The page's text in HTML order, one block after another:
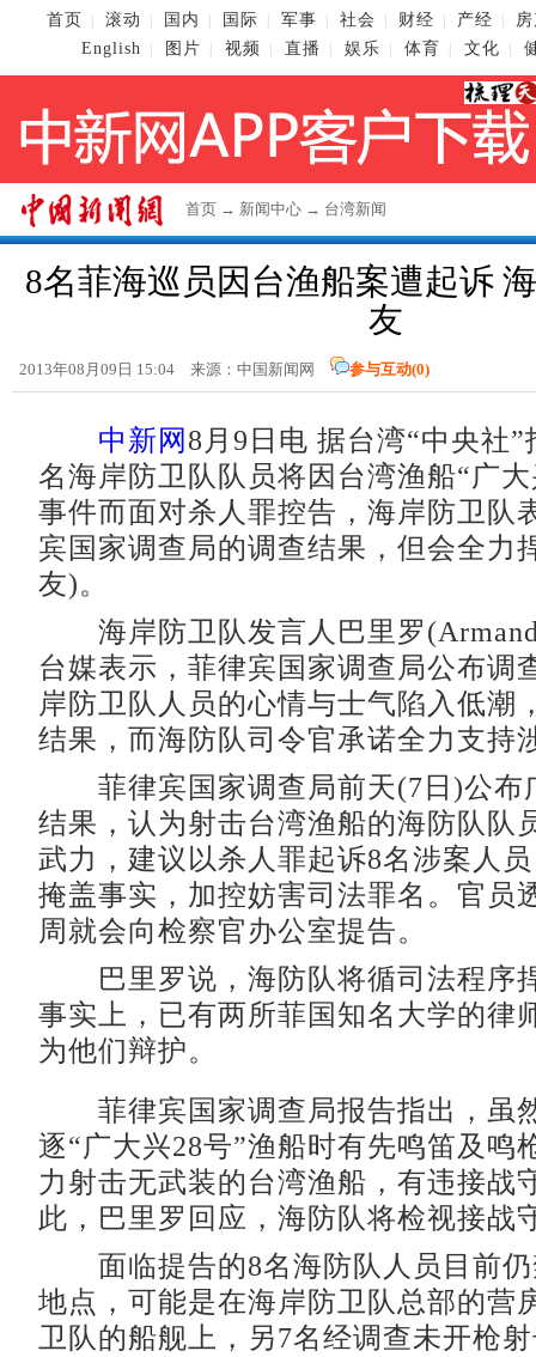
首页 滚动 国内 国际 军事 社会 财经 产经
English
图片 视频 直播 娱乐 体育 文化
首页 → 新闻中心 → 台湾新闻
8名菲海巡员因台渔船案遭起诉
友
2013年08月09日 15:04 来源： 中国新闻网 参与互动(0)
中新网 8月9日电 据台湾“中央社
名海岸防卫队队员将因台湾渔船“广
事件而面对杀人罪控告，海岸防卫队
宾国家调查局的调查结果，但会全力
友)。
海岸防卫队发言人巴里罗
台媒表示，菲律宾国家调查局公布调
岸防卫队人员的心情与士气陷入低潮
结果，而海防队司令官承诺全力支持
菲律宾国家调查局前天(7日)公布
结果，认为射击台湾渔船的海防队队
武力，建议以杀人罪起诉8名涉案人
掩盖事实，加控妨害司法罪名。官员
周就会向检察官办公室提告。
巴里罗说，海防队将循司法程序
事实上，已有两所菲国知名大学的律
为他们辩护。
菲律宾国家调查局报告指出，虽
逐“广大兴28号”渔船时有先鸣笛及鸣
力射击无武装的台湾渔船，有违接战
此，巴里罗回应，海防队将检视接战
面临提告的8名海防队人员目前仍
地点，可能是在海岸防卫队总部的营
卫队的船舰上，另7名经调查未开枪